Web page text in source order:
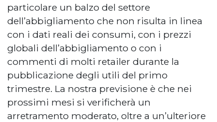
particolare un balzo del settore
dell’abbigliamento che non risulta in linea
con i dati reali dei consumi, con i prezzi
globali dell’abbigliamento o con i
commenti di molti retailer durante la
pubblicazione degli utili del primo
trimestre. La nostra previsione è che nei
prossimi mesi si verificherà un
arretramento moderato, oltre a un’ulteriore